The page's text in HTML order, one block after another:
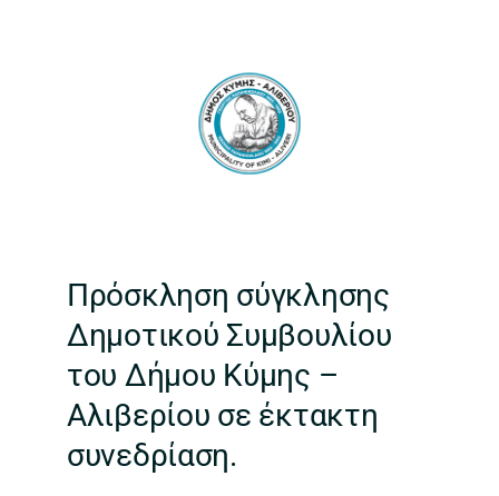
Πρόσκληση σύγκλησης
Δημοτικού Συμβουλίου
του Δήμου Κύμης –
Αλιβερίου σε έκτακτη
συνεδρίαση.